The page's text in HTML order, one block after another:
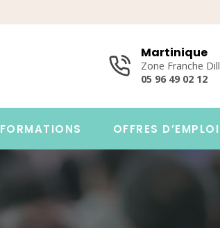
Martinique
Zone Franche
05 96 49 02 12
FORMATIONS OFFRES D’EMPLOI